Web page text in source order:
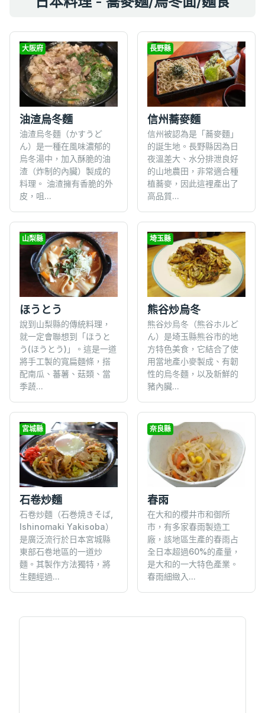
大阪府
油渣烏冬麵
油渣烏冬麵（かすうど
ん）是一種在風味濃郁的
烏冬湯中，加入酥脆的油
渣（炸制的內臟）製成的
料理。 油渣擁有香脆的外
皮，咀...
長野縣
信州蕎麥麵
信州被認為是「蕎麥麵」
的誕生地。長野縣因為日
夜溫差大、水分排泄良好
的山地農田，非常適合種
植蕎麥，因此這裡產出了
高品質...
山梨縣
ほうとう
說到山梨縣的傳統料理，
就一定會聯想到「ほうと
う(ほうとう)」。這是一道
將手工製的寬扁麵條，搭
配南瓜、蕃薯、菇類、當
季蔬...
埼玉縣
熊谷炒烏冬
熊谷炒烏冬（熊谷ホルど
ん）是埼玉縣熊谷市的地
方特色美食，它結合了使
用當地產小麥製成、有韌
性的烏冬麵，以及新鮮的
豬內臟...
宮城縣
石卷炒麵
石卷炒麵（石巻焼きそば,
Ishinomaki Yakisoba）
是廣泛流行於日本宮城縣
東部石卷地區的一道炒
麵。其製作方法獨特，將
生麵經過...
奈良縣
春雨
在大和的櫻井市和御所
市，有多家春雨製造工
廠，該地區生產的春雨占
全日本超過60%的產量，
是大和的一大特色產業。
春雨細緻入...